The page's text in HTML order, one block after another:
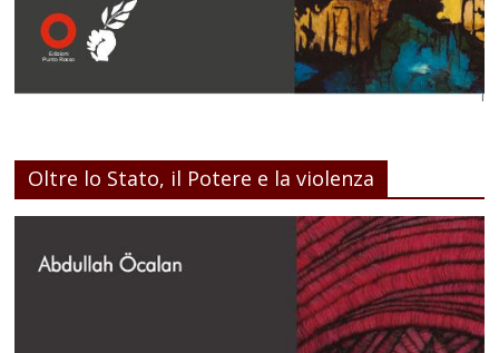
Oltre lo Stato, il Potere e la violenza